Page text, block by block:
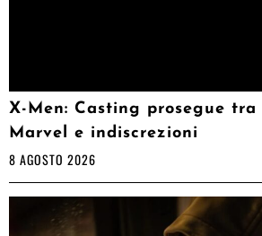
X-Men: Casting prosegue
Marvel e indiscrezioni
8 AGOSTO 2026